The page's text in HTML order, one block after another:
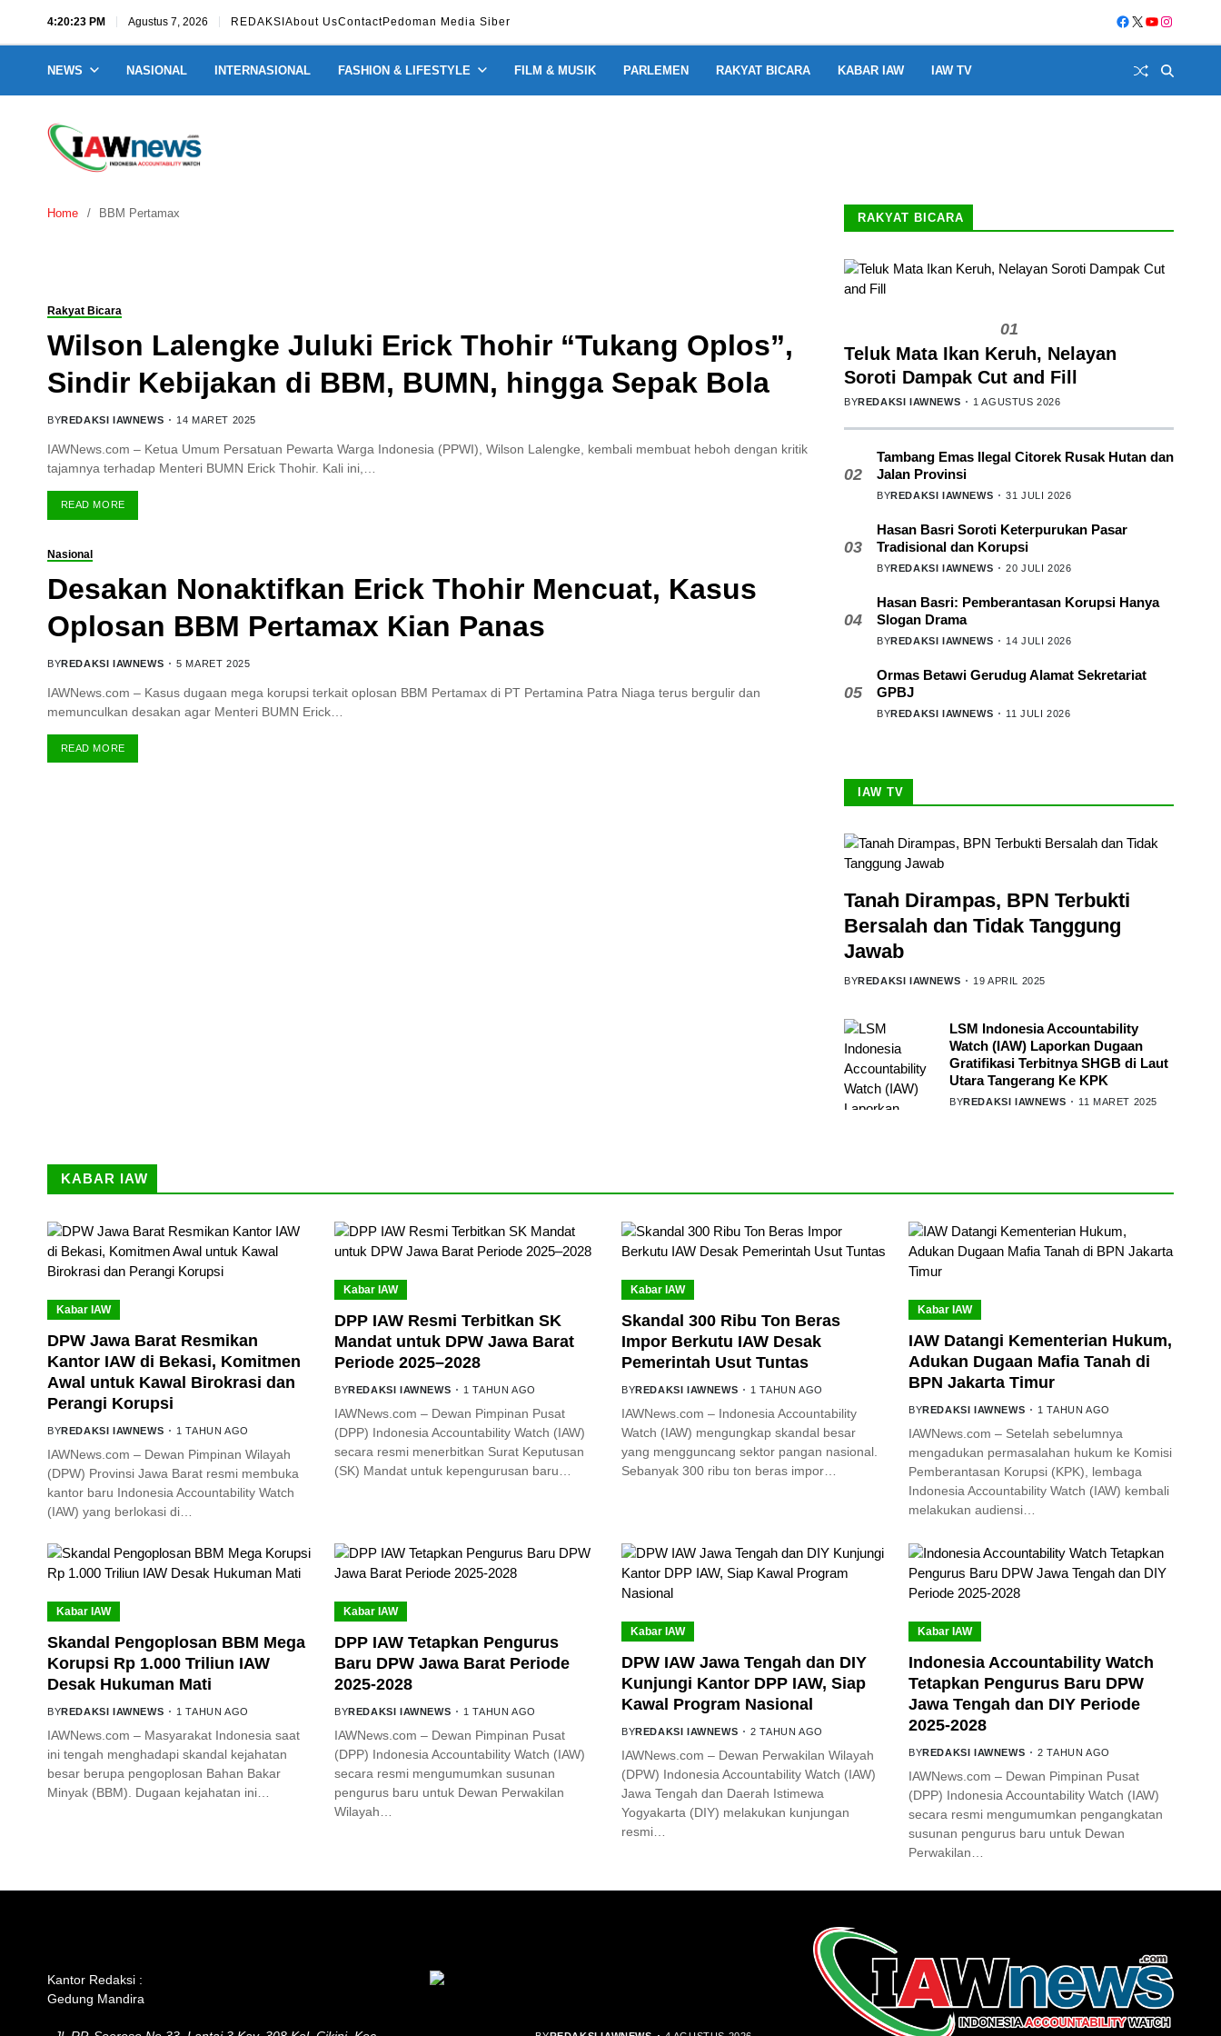
4:20:23 PM Agustus 7, 2026 REDAKSI About UsContactPedoman Media Siber
NEWS NASIONAL INTERNASIONAL FASHION & LIFESTYLE FILM & MUSIK PARLEMEN RAKYAT BICARA KABAR IAW IAW TV
Home BBM Pertamax
Rakyat Bicara
Wilson Lalengke Juluki Erick Thohir “Tukang Oplos”,
Sindir Kebijakan di BBM, BUMN, hingga Sepak Bola
BYREDAKSI IAWNEWS 14 MARET 2025
IAWNews.com – Ketua Umum Persatuan Pewarta Warga Indonesia (PPWI), Wilson Lalengke, kembali membuat heboh dengan kritik
tajamnya terhadap Menteri BUMN Erick Thohir. Kali ini,…
READ MORE
Nasional
Desakan Nonaktifkan Erick Thohir Mencuat, Kasus
Oplosan BBM Pertamax Kian Panas
BYREDAKSI IAWNEWS 5 MARET 2025
IAWNews.com – Kasus dugaan mega korupsi terkait oplosan BBM Pertamax di PT Pertamina Patra Niaga terus bergulir dan
memunculkan desakan agar Menteri BUMN Erick…
READ MORE
RAKYAT BICARA
01
Teluk Mata Ikan Keruh, Nelayan
Soroti Dampak Cut and Fill
BYREDAKSI IAWNEWS 1 AGUSTUS 2026
02
Tambang Emas Ilegal Citorek Rusak Hutan dan
Jalan Provinsi
BYREDAKSI IAWNEWS 31 JULI 2026
03
Hasan Basri Soroti Keterpurukan Pasar
Tradisional dan Korupsi
BYREDAKSI IAWNEWS 20 JULI 2026
04
Hasan Basri: Pemberantasan Korupsi Hanya
Slogan Drama
BYREDAKSI IAWNEWS 14 JULI 2026
05
Ormas Betawi Gerudug Alamat Sekretariat
GPBJ
BYREDAKSI IAWNEWS 11 JULI 2026
IAW TV
Tanah Dirampas, BPN Terbukti
Bersalah dan Tidak Tanggung
Jawab
BYREDAKSI IAWNEWS 19 APRIL 2025
LSM Indonesia Accountability
Watch (IAW) Laporkan Dugaan
Gratifikasi Terbitnya SHGB di Laut
Utara Tangerang Ke KPK
BYREDAKSI IAWNEWS 11 MARET 2025
KABAR IAW
Kabar IAW
DPW Jawa Barat Resmikan
Kantor IAW di Bekasi, Komitmen
Awal untuk Kawal Birokrasi dan
Perangi Korupsi
BYREDAKSI IAWNEWS 1 TAHUN AGO
IAWNews.com – Dewan Pimpinan Wilayah
(DPW) Provinsi Jawa Barat resmi membuka
kantor baru Indonesia Accountability Watch
(IAW) yang berlokasi di…
Kabar IAW
DPP IAW Resmi Terbitkan SK
Mandat untuk DPW Jawa Barat
Periode 2025–2028
BYREDAKSI IAWNEWS 1 TAHUN AGO
IAWNews.com – Dewan Pimpinan Pusat
(DPP) Indonesia Accountability Watch (IAW)
secara resmi menerbitkan Surat Keputusan
(SK) Mandat untuk kepengurusan baru…
Kabar IAW
Skandal 300 Ribu Ton Beras
Impor Berkutu IAW Desak
Pemerintah Usut Tuntas
BYREDAKSI IAWNEWS 1 TAHUN AGO
IAWNews.com – Indonesia Accountability
Watch (IAW) mengungkap skandal besar
yang mengguncang sektor pangan nasional.
Sebanyak 300 ribu ton beras impor…
Kabar IAW
IAW Datangi Kementerian Hukum,
Adukan Dugaan Mafia Tanah di
BPN Jakarta Timur
BYREDAKSI IAWNEWS 1 TAHUN AGO
IAWNews.com – Setelah sebelumnya
mengadukan permasalahan hukum ke Komisi
Pemberantasan Korupsi (KPK), lembaga
Indonesia Accountability Watch (IAW) kembali
melakukan audiensi…
Kabar IAW
Skandal Pengoplosan BBM Mega
Korupsi Rp 1.000 Triliun IAW
Desak Hukuman Mati
BYREDAKSI IAWNEWS 1 TAHUN AGO
IAWNews.com – Masyarakat Indonesia saat
ini tengah menghadapi skandal kejahatan
besar berupa pengoplosan Bahan Bakar
Minyak (BBM). Dugaan kejahatan ini…
Kabar IAW
DPP IAW Tetapkan Pengurus
Baru DPW Jawa Barat Periode
2025-2028
BYREDAKSI IAWNEWS 1 TAHUN AGO
IAWNews.com – Dewan Pimpinan Pusat
(DPP) Indonesia Accountability Watch (IAW)
secara resmi mengumumkan susunan
pengurus baru untuk Dewan Perwakilan
Wilayah…
Kabar IAW
DPW IAW Jawa Tengah dan DIY
Kunjungi Kantor DPP IAW, Siap
Kawal Program Nasional
BYREDAKSI IAWNEWS 2 TAHUN AGO
IAWNews.com – Dewan Perwakilan Wilayah
(DPW) Indonesia Accountability Watch (IAW)
Jawa Tengah dan Daerah Istimewa
Yogyakarta (DIY) melakukan kunjungan
resmi…
Kabar IAW
Indonesia Accountability Watch
Tetapkan Pengurus Baru DPW
Jawa Tengah dan DIY Periode
2025-2028
BYREDAKSI IAWNEWS 2 TAHUN AGO
IAWNews.com – Dewan Pimpinan Pusat
(DPP) Indonesia Accountability Watch (IAW)
secara resmi mengumumkan pengangkatan
susunan pengurus baru untuk Dewan
Perwakilan…
Kantor Redaksi :
Gedung Mandira